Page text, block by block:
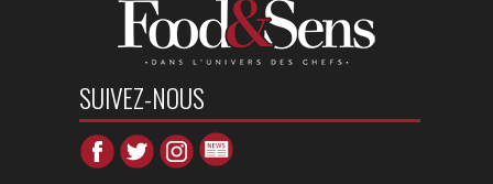
SUIVEZ-NOUS